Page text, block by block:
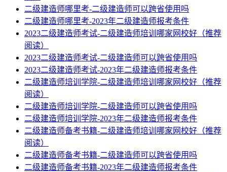
二级建造师哪里考-二级建造师可以跨省使用吗
二级建造师哪里考-2023年二级建造师报考条件
2023二级建造师考试-二级建造师培训哪家网校好（推荐
阅读）
2023二级建造师考试-二级建造师可以跨省使用吗
2023二级建造师考试-2023年二级建造师报考条件
二级建造师培训学院-二级建造师培训哪家网校好（推荐
阅读）
二级建造师培训学院-二级建造师可以跨省使用吗
二级建造师培训学院-2023年二级建造师报考条件
二级建造师备考书籍-二级建造师培训哪家网校好（推荐
阅读）
二级建造师备考书籍-二级建造师可以跨省使用吗
二级建造师备考书籍-2023年二级建造师报考条件